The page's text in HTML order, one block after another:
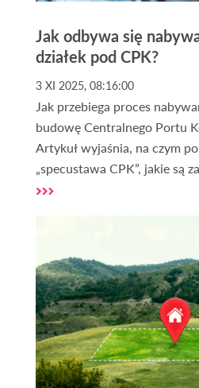
Jak odbywa się
działek pod CPK?
3 XI 2025, 08:16:00
Jak przebiega proces
budowę Centralnego Portu
Artykuł wyjaśnia, na czym
„specustawa CPK”, jakie są
Dobrowolnych Nabyć, kiedy
największych inwestycji
Polsce.